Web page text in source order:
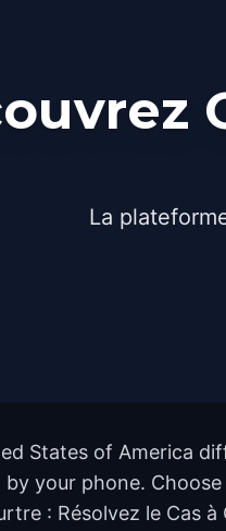
La
States of America
by your phone.
: Résolvez le Cas